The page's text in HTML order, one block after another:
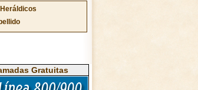
Gratuitas